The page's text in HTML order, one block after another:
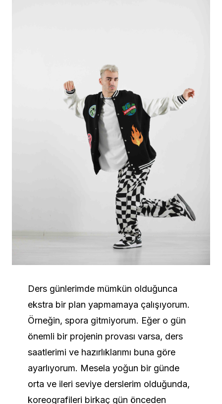
Ders günlerimde mümkün olduğunca
ekstra bir plan yapmamaya çalışıyorum.
Örneğin, spora gitmiyorum. Eğer o gün
önemli bir projenin provası varsa, ders
saatlerimi ve hazırlıklarımı buna göre
ayarlıyorum. Mesela yoğun bir günde
orta ve ileri seviye derslerim olduğunda,
koreografileri birkaç gün önceden